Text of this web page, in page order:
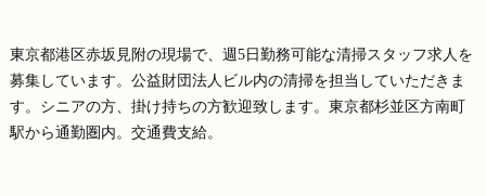
東京都港区赤坂見附の現場で、週5日勤務可能な清掃スタッフ求人を
募集しています。公益財団法人ビル内の清掃を担当していただきま
す。シニアの方、掛け持ちの方歓迎致します。東京都杉並区方南町
駅から通勤圏内。交通費支給。